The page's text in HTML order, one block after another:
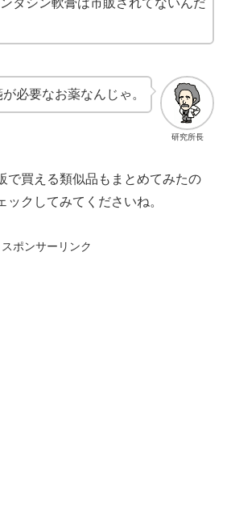
タシン軟膏は市販されてないんだ
研究所長
必要なお薬なんじゃ。
で買える類似品もまとめてみたの
ックしてみてくださいね。
スポンサーリンク